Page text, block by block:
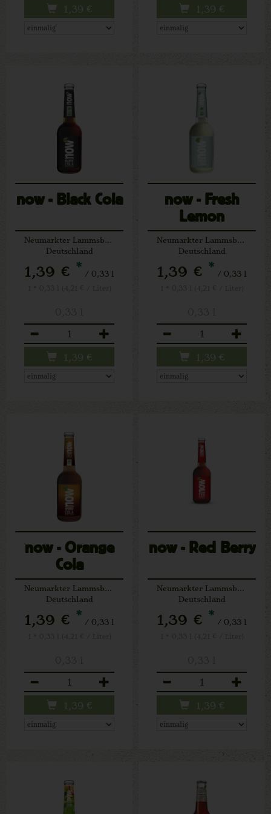
1,39 € 1,39 €
now - Black Cola
Neumarkter Lammsbräu
Deutschland
1,39 € * / 0,33 l
1,39 €
now - Fresh
Lemon
Neumarkter Lammsbräu
Deutschland
1,39 € * / 0,33 l
1,39 €
now - Orange
Cola
Neumarkter Lammsbräu
Deutschland
1,39 € * / 0,33 l
1,39 €
now - Red Berry
Neumarkter Lammsbräu
Deutschland
1,39 € * / 0,33 l
1,39 €